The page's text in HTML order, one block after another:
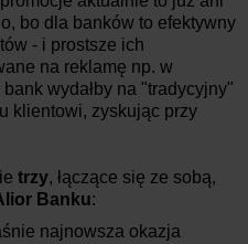
bo dla banków to efektywny
- i prostsze ich
na reklamę np. w
wydałby na "tradycyjny"
klientowi, zyskując przy
trzy, łączące się ze sobą,
Banku:
najnowsza okazja